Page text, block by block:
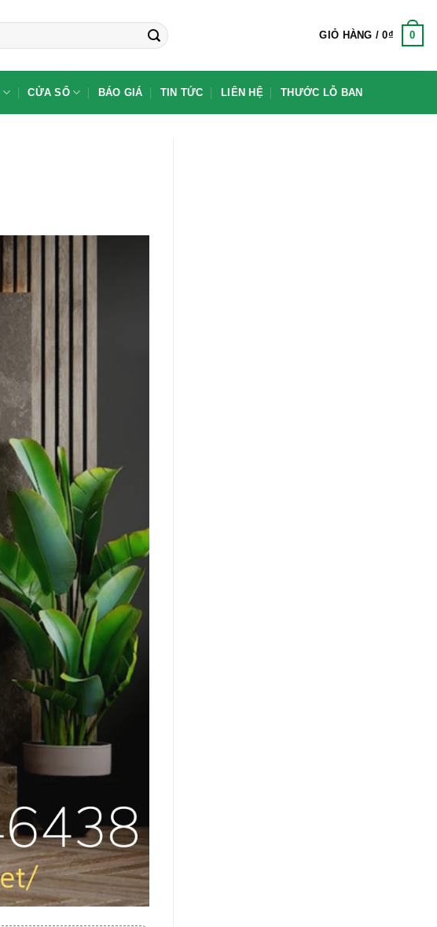
GIỎ HÀNG /0₫ 0
CỬA SỔ BÁO GIÁ TIN TỨC LIÊN HỆ THƯỚC LỖ BAN